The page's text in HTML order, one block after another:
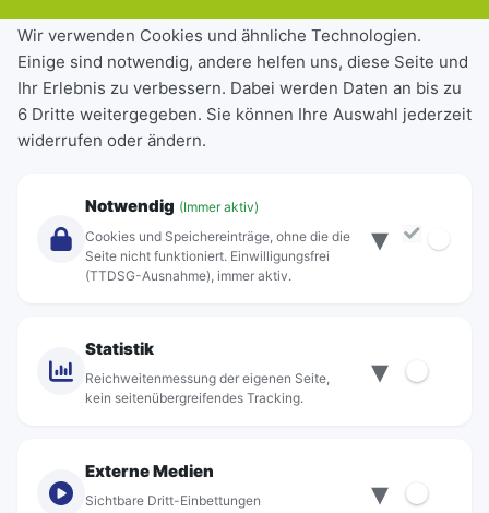
Tickets & Tarife
Deutschlandticket
Schülerkarte
Einzeltickets
Abonnements
Über Rebus
Standorte
Wir verwenden Cookies und ähnliche Technologien.
Einige sind notwendig, andere helfen uns, diese Seite und
Ihr Erlebnis zu verbessern. Dabei werden Daten an bis zu
6 Dritte weitergegeben. Sie können Ihre Auswahl jederzeit
widerrufen oder ändern.
Notwendig (Immer aktiv)
Cookies und Speichereinträge, ohne die die
Seite nicht funktioniert. Einwilligungsfrei
(TTDSG-Ausnahme), immer aktiv.
▾
Statistik
Reichweitenmessung der eigenen Seite,
kein seitenübergreifendes Tracking.
▾
Externe Medien
Sichtbare Dritt-Einbettungen
▾